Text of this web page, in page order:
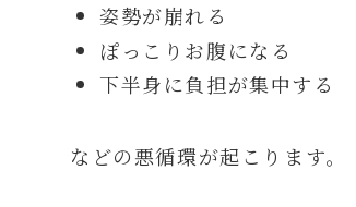
姿勢が崩れる
ぽっこりお腹になる
下半身に負担が集中する
などの悪循環が起こります。